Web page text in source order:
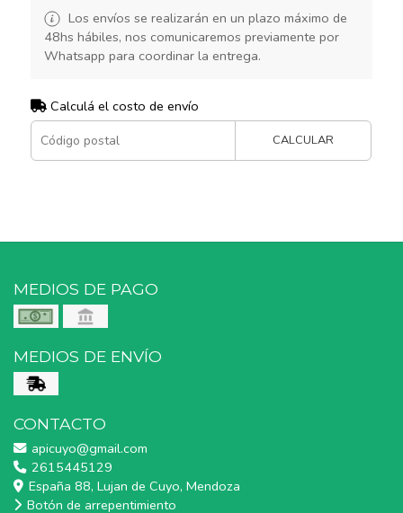
Los envíos se realizarán en un plazo máximo de
48hs hábiles, nos comunicaremos previamente por
Whatsapp para coordinar la entrega.
Calculá el costo de envío
CALCULAR
MEDIOS DE PAGO
MEDIOS DE ENVÍO
CONTACTO
apicuyo@gmail.com
2615445129
España 88, Lujan de Cuyo, Mendoza
Botón de arrepentimiento